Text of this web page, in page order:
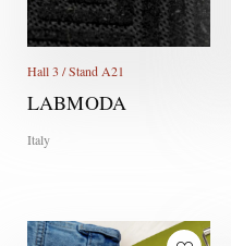
Hall 3 / Stand A21
LABMODA
Italy